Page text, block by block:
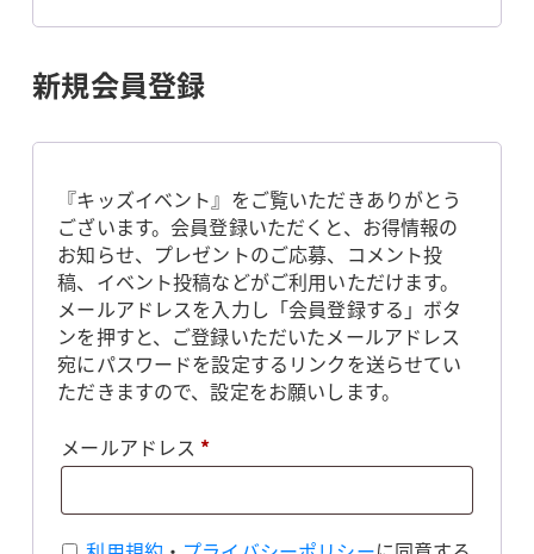
新規会員登録
『キッズイベント』をご覧いただきありがとう
ございます。会員登録いただくと、お得情報の
お知らせ、プレゼントのご応募、コメント投
稿、イベント投稿などがご利用いただけます。
メールアドレスを入力し「会員登録する」ボタ
ンを押すと、ご登録いただいたメールアドレス
宛にパスワードを設定するリンクを送らせてい
ただきますので、設定をお願いします。
メールアドレス *必